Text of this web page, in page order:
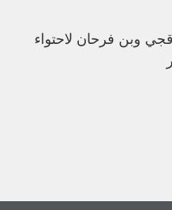
وبن فرحان لاحتواء